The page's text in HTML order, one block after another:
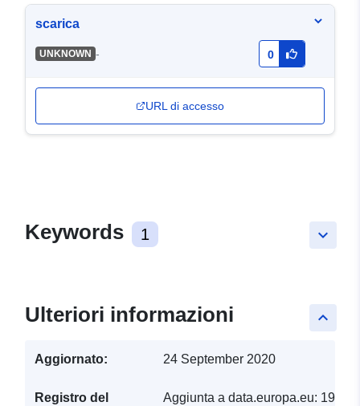
scarica
UNKNOWN - 0
URL di accesso
keyboard_arrow_down
Keywords 1
keyboard_arrow_up
Ulteriori informazioni
Aggiornato: 24 September 2020
Registro del
Aggiunta a data.europa.eu: 19